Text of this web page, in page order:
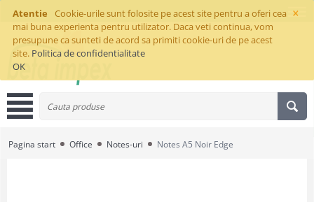
×
Atentie
Cookie-urile sunt folosite pe acest site pentru a oferi cea
mai buna experienta pentru utilizator. Daca veti continua, vom
presupune ca sunteti de acord sa primiti cookie-uri de pe acest
site. Politica de confidentialitate
OK
Pagina start Office Notes-uri Notes A5 Noir Edge